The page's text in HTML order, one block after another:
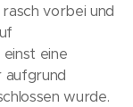
vorbei und
eine
aufgrund
wurde.